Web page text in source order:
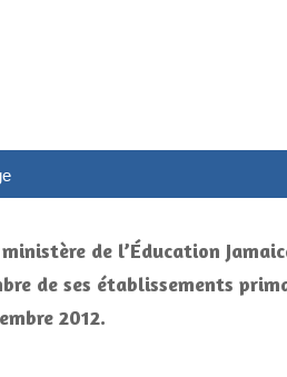
de l’Éducation
de ses établissements
2012.